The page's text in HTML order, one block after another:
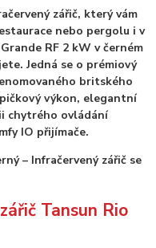
zářič, který vám
nebo pergolu i v
RF 2 kW v černém
Jedná se o prémiový
britského
výkon, elegantní
chytrého ovládání
IO přijímače.
Tansun Rio